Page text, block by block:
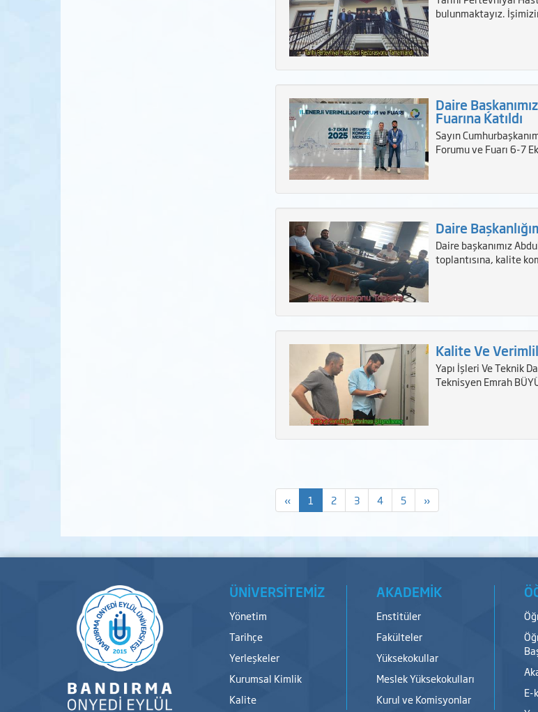
bulunmaktayız.
Daire
Fuarına Katıldı
Sayın
Forumu ve Fuarı 6-7
Daire
Daire başkanımız
toplantısına, kalite
Kalite Ve
Yapı İşleri Ve Teknik
Teknisyen Emrah
« 1 2 3 4 5 »
ÜNİVERSİTEMİZ
Yönetim
Tarihçe
Yerleşkeler
Kurumsal Kimlik
Kalite
AKADEMİK
Enstitüler
Fakülteler
Yüksekokullar
Meslek Yüksekokulları
Kurul ve Komisyonlar
E-